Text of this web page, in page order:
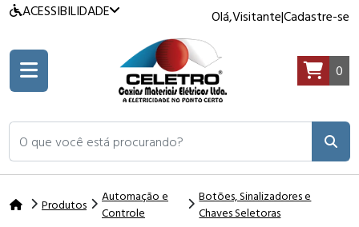
ACESSIBILIDADE Olá,Visitante|Cadastre-se
O que você está procurando?
0
Produtos
Automação e
Controle
Botões, Sinalizadores e
Chaves Seletoras